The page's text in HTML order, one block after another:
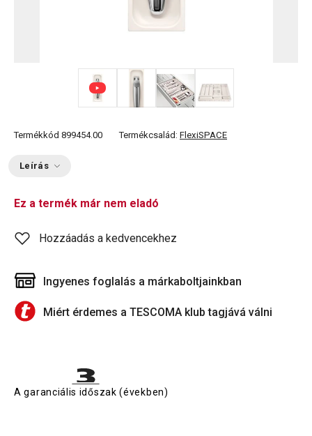
Termékkód 899454.00 Termékcsalád: FlexiSPACE
Leírás
Ez a termék már nem eladó
Hozzáadás a kedvencekhez
Ingyenes foglalás a márkaboltjainkban
Miért érdemes a TESCOMA klub tagjává válni
A garanciális időszak (években)